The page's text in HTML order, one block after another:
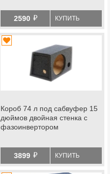
2590 й КУПИТЬ
Короб 74 л под сабвуфер 15
дюймов двойная стенка с
фазоинвертором
3899 й КУПИТЬ